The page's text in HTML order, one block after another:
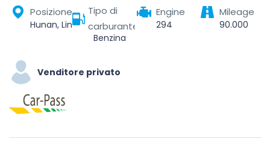
Posizione
Hunan, Linchuan District, Fuzhou City, Jiangxi, China
Tipo di
carburante
Benzina
Engine
294
Mileage
90.000
Venditore privato